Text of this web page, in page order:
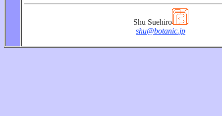
Shu Suehiro
shu@botanic.jp